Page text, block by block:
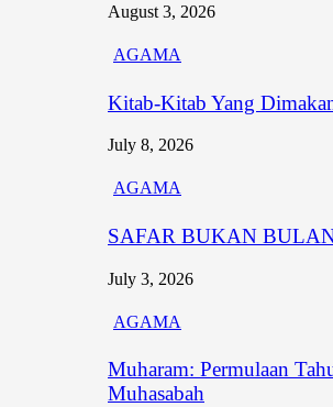
August 3, 2026
AGAMA
Kitab-Kitab Yang
July 8, 2026
AGAMA
SAFAR BUKAN
July 3, 2026
AGAMA
Muharam: Permulaan
Muhasabah